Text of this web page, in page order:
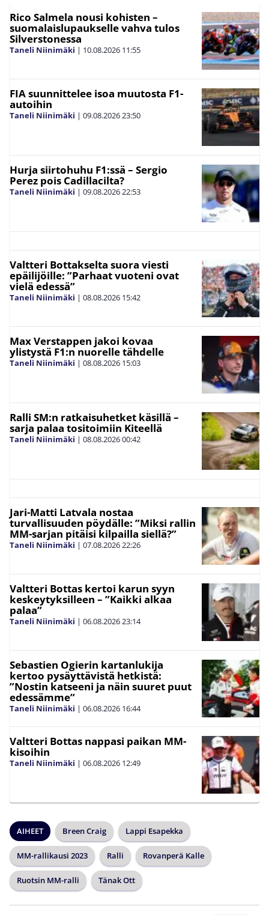
Rico Salmela nousi kohisten –
suomalaislupaukselle vahva tulos
Silverstonessa
Taneli Niinimäki | 10.08.2026 11:55
FIA suunnittelee isoa muutosta F1-
autoihin
Taneli Niinimäki | 09.08.202623:50
Hurja siirtohuhu F1:ssä – Sergio
Perez pois Cadillacilta?
Taneli Niinimäki | 09.08.202622:53
Valtteri Bottakselta suora viesti
epäilijöille: ”Parhaat vuoteni ovat
vielä edessä”
Taneli Niinimäki | 08.08.2026 15:42
Max Verstappen jakoi kovaa
ylistystä F1:n nuorelle tähdelle
Taneli Niinimäki | 08.08.2026 15:03
Ralli SM:n ratkaisuhetket käsillä –
sarja palaa tositoimiin Kiteellä
Taneli Niinimäki | 08.08.202600:42
Jari-Matti Latvala nostaa
turvallisuuden pöydälle: ”Miksi rallin
MM-sarjan pitäisi kilpailla siellä?”
Taneli Niinimäki | 07.08.202622:26
Valtteri Bottas kertoi karun syyn
keskeytyksilleen – ”Kaikki alkaa
palaa”
Taneli Niinimäki | 06.08.202623:14
Sebastien Ogierin kartanlukija
kertoo pysäyttävistä hetkistä:
”Nostin katseeni ja näin suuret puut
edessämme”
Taneli Niinimäki | 06.08.2026 16:44
Valtteri Bottas nappasi paikan MM-
kisoihin
Taneli Niinimäki | 06.08.2026 12:49
AIHEET Breen Craig Lappi Esapekka
MM-rallikausi 2023 Ralli Rovanperä Kalle
Ruotsin MM-ralli Tänak Ott